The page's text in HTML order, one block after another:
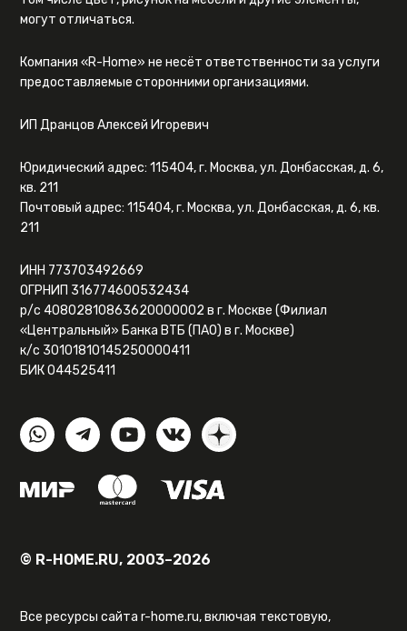
могут отличаться.
Компания «R-Home» не несёт ответственности за услуги
предоставляемые сторонними организациями.
ИП Дранцов Алексей Игоревич
Юридический адрес: 115404, г. Москва, ул. Донбасская, д. 6,
кв. 211
Почтовый адрес: 115404, г. Москва, ул. Донбасская, д. 6, кв.
211
ИНН 773703492669
ОГРНИП 316774600532434
р/с 40802810863620000002 в г. Москве (Филиал
«Центральный» Банка ВТБ (ПАО) в г. Москве)
к/с 30101810145250000411
БИК 044525411
© R-HOME.RU, 2003–2026
Все ресурсы сайта r-home.ru, включая текстовую,